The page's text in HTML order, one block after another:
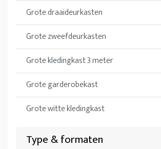
Grote draaideurkasten
Grote zweefdeurkasten
Grote kledingkast 3 meter
Grote garderobekast
Grote witte kledingkast
Type & formaten